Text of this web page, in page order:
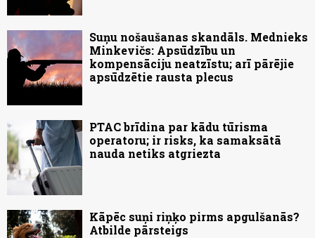
Suņu nošaušanas skandāls. Mednieks
Minkevičs: Apsūdzību un
kompensāciju neatzīstu; arī pārējie
apsūdzētie rausta plecus
PTAC brīdina par kādu tūrisma
operatoru; ir risks, ka samaksātā
nauda netiks atgriezta
Kāpēc suņi riņķo pirms apgulšanās?
Atbilde pārsteigs